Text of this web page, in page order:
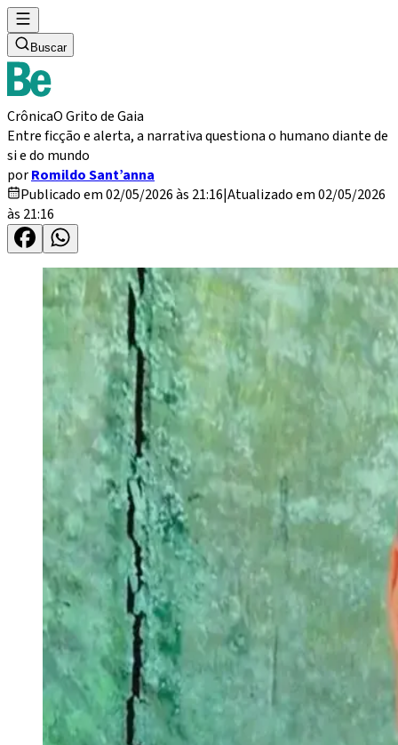
Buscar
CrônicaO Grito de Gaia
Entre ficção e alerta, a narrativa questiona o humano diante de
si e do mundo
porRomildo Sant’anna
Publicado em 02/05/2026 às 21:16|Atualizado em 02/05/2026
às 21:16